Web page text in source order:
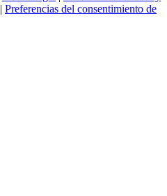
| Preferencias del consentimiento de